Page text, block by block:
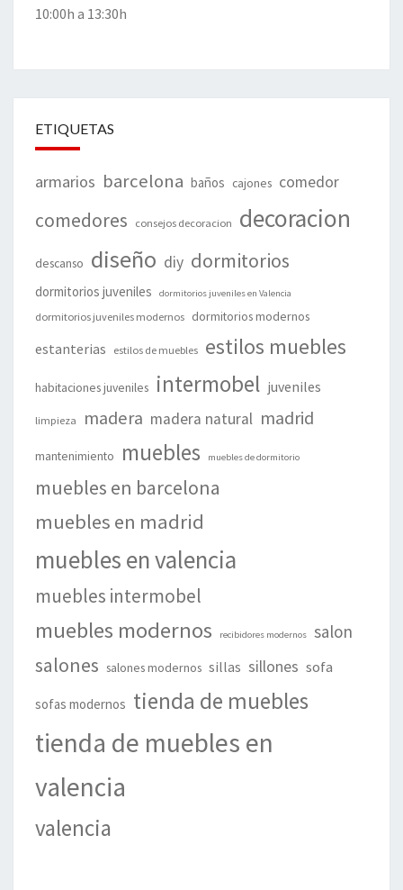
10:00h a 13:30h
ETIQUETAS
armarios barcelona baños cajones comedor
comedores consejos decoracion decoracion
descanso diseño diy dormitorios
dormitorios juveniles dormitorios juveniles en Valencia
dormitorios juveniles modernos dormitorios modernos
estanterias estilos de muebles estilos muebles
habitaciones juveniles intermobel juveniles
limpieza madera madera natural madrid
mantenimiento muebles muebles de dormitorio
muebles en barcelona
muebles en madrid
muebles en valencia
muebles intermobel
muebles modernos recibidores modernos salon
salones salones modernos sillas sillones sofa
sofas modernos tienda de muebles
tienda de muebles en
valencia
valencia